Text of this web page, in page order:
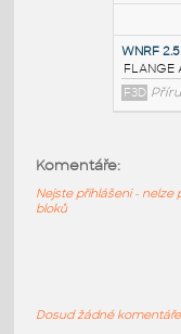
F3D
Komentáře:
Nejste přihlášeni - nelze
bloků
Dosud žádné